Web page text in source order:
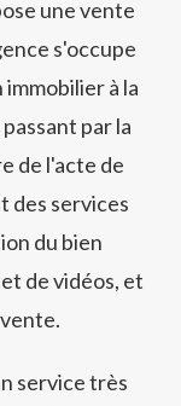
une vente
s'occupe
à la
par la
de l'acte de
des services
du bien
de vidéos, et
service très